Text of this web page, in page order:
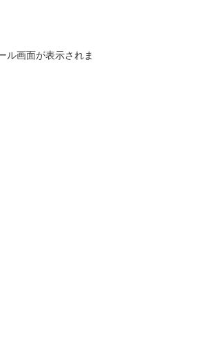
ル画面が表示されま